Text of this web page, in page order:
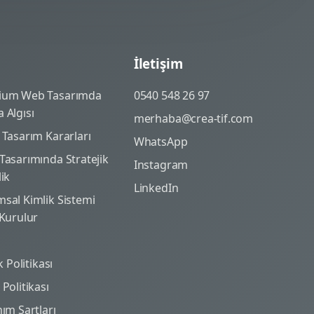
Web Tasarımda
Kararları
Stratejik
Kimlik Sistemi
Politikası
Şartları
İletişim
0540 548 26 97
merhaba@crea-tif.com
WhatsApp
Instagram
LinkedIn